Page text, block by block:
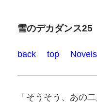
雪のデカダンス25
back top Novels
「そうそう、あの